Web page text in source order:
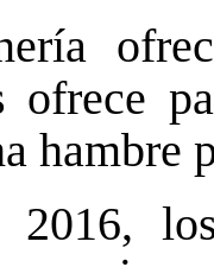
ofrece
hambre